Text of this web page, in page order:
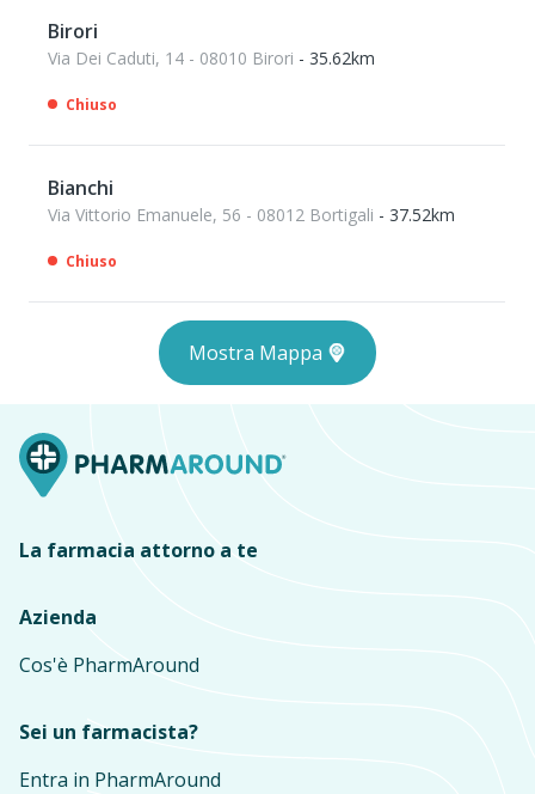
Birori
Via Dei Caduti, 14 - 08010 Birori - 35.62km
Chiuso
Bianchi
Via Vittorio Emanuele, 56 - 08012 Bortigali - 37.52km
Chiuso
Mostra Mappa
La farmacia attorno a te
Azienda
Cos'è PharmAround
Sei un farmacista?
Entra in PharmAround